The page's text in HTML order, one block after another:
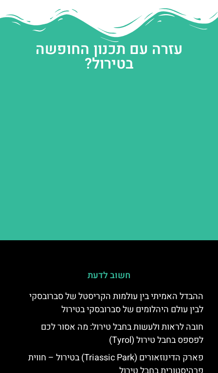
עזרה עם תכנון החופשה
בטירול?
חשוב לדעת
ההבדל האמיתי בין עולמות הקריסטל של סברובסקי
לבין עולם היהלומים של סברובסקי בטירול
חובה לראות ולעשות בחבל טירול: מה אסור לכם
לפספס בחבל טירול (Tyrol)
פארק הדינוזאורים (Triassic Park) בטירול – חווית